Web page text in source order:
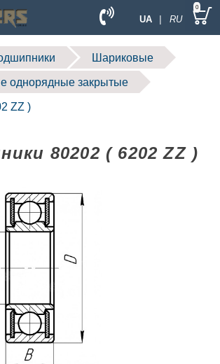
UA | RU
0
Шариковые
однорядные закрытые
ZZ )
80202 ( 6202 ZZ )